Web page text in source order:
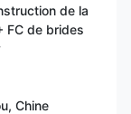
de la
FC de brides
Chine